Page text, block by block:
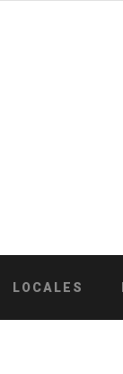
LOCALES